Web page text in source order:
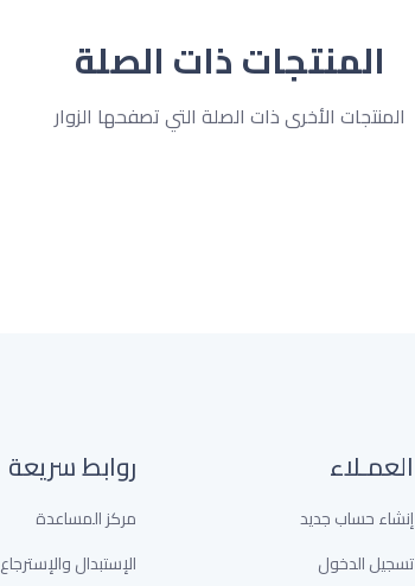
المنتجات ذات الصلة
المنتجات الأخرى ذات الصلة التي تصفحها الزوار
العمـلاء
إنشاء حساب جديد
تسجيل الدخول
روابط سريعة
مركز المساعدة
الإستبدال والإسترجاع